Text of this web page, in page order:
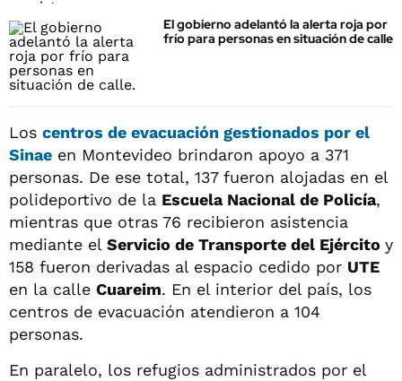
El gobierno adelantó la alerta roja por
frío para personas en situación de calle
Los centros de evacuación gestionados por el
Sinae en Montevideo brindaron apoyo a 371
personas. De ese total, 137 fueron alojadas en el
polideportivo de la Escuela Nacional de Policía,
mientras que otras 76 recibieron asistencia
mediante el Servicio de Transporte del Ejército y
158 fueron derivadas al espacio cedido por UTE
en la calle Cuareim. En el interior del país, los
centros de evacuación atendieron a 104
personas.
En paralelo, los refugios administrados por el